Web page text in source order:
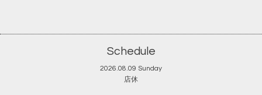
Schedule
2026.08.09 Sunday
店休